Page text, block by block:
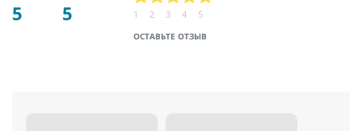
5 5
ОСТАВЬТЕ ОТЗЫВ
1 2 3 4 5